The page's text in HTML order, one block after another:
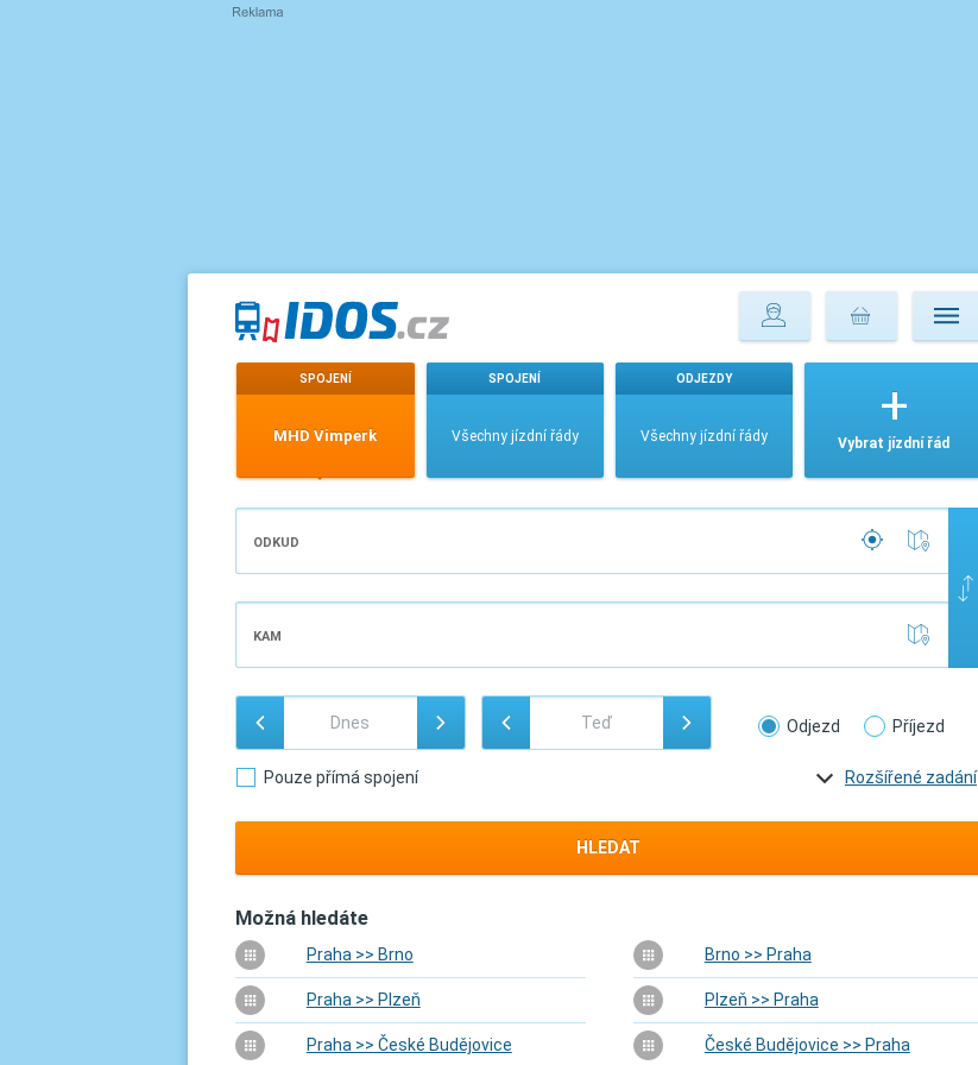
SPOJENÍ
MHD Vimperk
SPOJENÍ
Všechny jízdní řády
ODJEZDY
Všechny jízdní řády Vybrat jízdní řád
ODKUD
KAM
Odjezd Příjezd
Pouze přímá spojení Rozšířené zadání
HLEDAT
Možná hledáte
Praha >> Brno Brno >> Praha
Praha >> Plzeň Plzeň >> Praha
Praha >> České Budějovice České Budějovice >> Praha